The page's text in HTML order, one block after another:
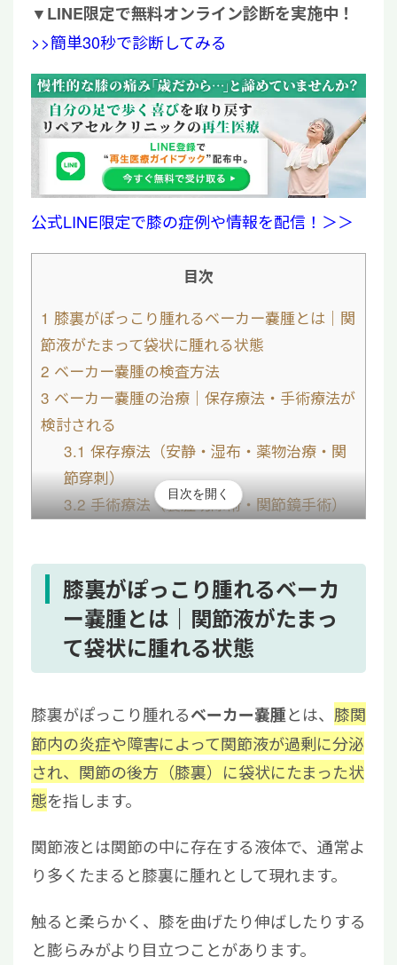
▼LINE限定で無料オンライン診断を実施中！
>>簡単30秒で診断してみる
公式LINE限定で膝の症例や情報を配信！＞＞
目次
1 膝裏がぽっこり腫れるベーカー嚢腫とは｜関
節液がたまって袋状に腫れる状態
2 ベーカー嚢腫の検査方法
3 ベーカー嚢腫の治療｜保存療法・手術療法が
検討される
3.1 保存療法（安静・湿布・薬物治療・関
節穿刺）
3.2手術療法（嚢腫切除術・関節鏡手術）
膝裏の腫れ（ベーカー嚢腫）に関するよくあ
る質問と回答
5.1ベーカー嚢腫に対するストレッチ方法
はある？
べき？
目次を開く
膝裏がぽっこり腫れるベーカ
ー嚢腫とは｜関節液がたまっ
て袋状に腫れる状態
膝裏がぽっこり腫れるベーカー嚢腫とは、 膝関
節内の炎症や障害によって関節液が過剰に分泌
され、関節の後方（膝裏）に袋状にたまった状
態を指します。
関節液とは関節の中に存在する液体で、通常よ
り多くたまると膝裏に腫れとして現れます。
触ると柔らかく、膝を曲げたり伸ばしたりする
と膨らみがより目立つことがあります。